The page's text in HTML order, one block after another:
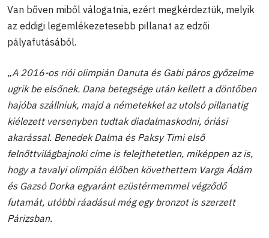
Van bőven miből válogatnia, ezért megkérdeztük, melyik
az eddigi legemlékezetesebb pillanat az edzői
pályafutásából.
„A 2016-os riói olimpián Danuta és Gabi páros győzelme
ugrik be elsőnek. Dana betegsége után kellett a döntőben
hajóba szállniuk, majd a németekkel az utolsó pillanatig
kiélezett versenyben tudtak diadalmaskodni, óriási
akarással. Benedek Dalma és Paksy Timi első
felnőttvilágbajnoki címe is felejthetetlen, miképpen az is,
hogy a tavalyi olimpián élőben követhettem Varga Ádám
és Gazsó Dorka egyaránt ezüstérmemmel végződő
futamát, utóbbi ráadásul még egy bronzot is szerzett
Párizsban.